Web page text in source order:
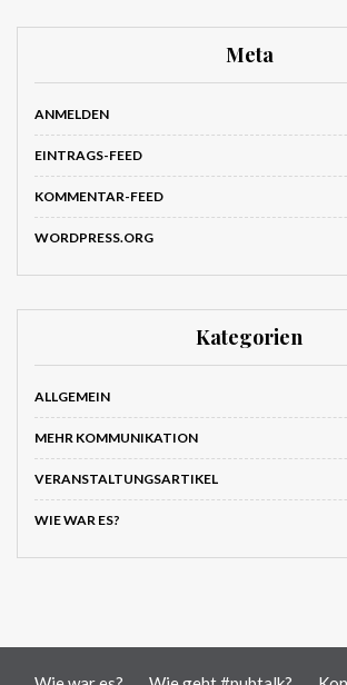
Meta
ANMELDEN
EINTRAGS-FEED
KOMMENTAR-FEED
WORDPRESS.ORG
Kategorien
ALLGEMEIN
MEHR KOMMUNIKATION
VERANSTALTUNGSARTIKEL
WIE WAR ES?